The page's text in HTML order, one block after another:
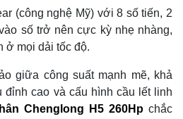
(công nghệ Mỹ) với 8 số tiến, 2
số trở nên cực kỳ nhẹ nhàng,
ở mọi dải tốc độ.
giữa công suất mạnh mẽ, khả
đỉnh cao và cấu hình cầu lết linh
Chenglong H5 260Hp chắc